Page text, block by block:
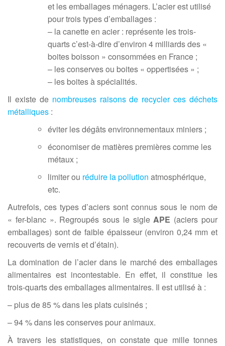
et les emballages ménagers. L’acier est utilisé
pour trois types d’emballages :
– la canette en acier : représente les trois-
quarts c’est-à-dire d’environ 4 milliards des «
boites boisson » consommées en France ;
– les conserves ou boites « oppertisées » ;
– les boites à spécialités.
Il existe de nombreuses raisons de recycler ces déchets
métalliques :
éviter les dégâts environnementaux miniers ;
économiser de matières premières comme les
métaux ;
limiter ou réduire la pollution atmosphérique,
etc.
Autrefois, ces types d’aciers sont connus sous le nom de
« fer-blanc ». Regroupés sous le sigleAPE (aciers pour
emballages) sont de faible épaisseur (environ 0,24 mm et
recouverts de vernis et d’étain).
La domination de l’acier dans le marché des emballages
alimentaires est incontestable. En effet, il constitue les
trois-quarts des emballages alimentaires. Il est utilisé à :
– plus de 85 % dans les plats cuisinés ;
– 94 % dans les conserves pour animaux.
À travers les statistiques, on constate que mille tonnes